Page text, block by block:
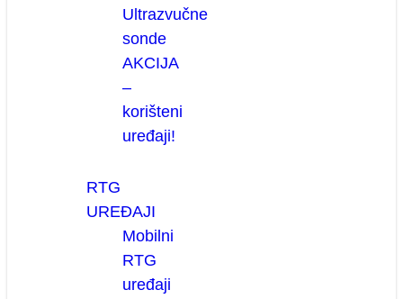
Ultrazvučne
sonde
AKCIJA
–
korišteni
uređaji!
RTG
UREĐAJI
Mobilni
RTG
uređaji